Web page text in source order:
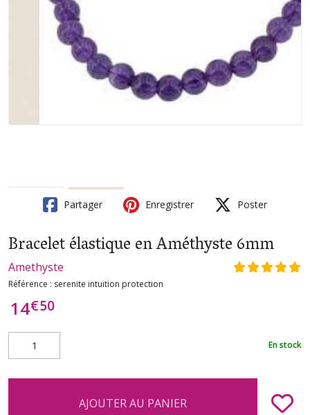
Partager Enregistrer Poster
Bracelet élastique en Améthyste 6mm
Amethyste
Référence : serenite intuition protection
14€50
En stock
AJOUTER AU PANIER